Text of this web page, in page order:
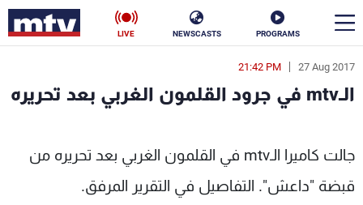
PROGRAMS
NEWSCASTS
LIVE
27 Aug 2017
21:42 PM
الـmtv في جرود القلمون الغربي بعد تحريره
جالت كاميرا الـmtv في القلمون الغربي بعد تحريره من
قبضة "داعش". التفاصيل في التقرير المرفق.
en
الأخبار
سياسة ناس
إقتصاد فن